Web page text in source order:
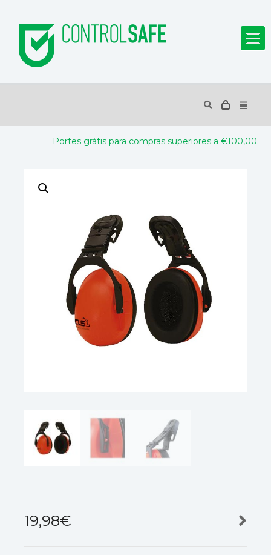
Portes grátis para compras superiores a €100,00.
19,98€